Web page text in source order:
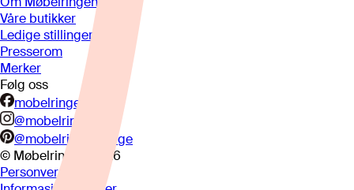
Våre butikker
Ledige stillinger
Presserom
Merker
Følg oss
mobelringen.no
@mobelringen
@mobelringennorge
© Møbelringen
2026
Personvern